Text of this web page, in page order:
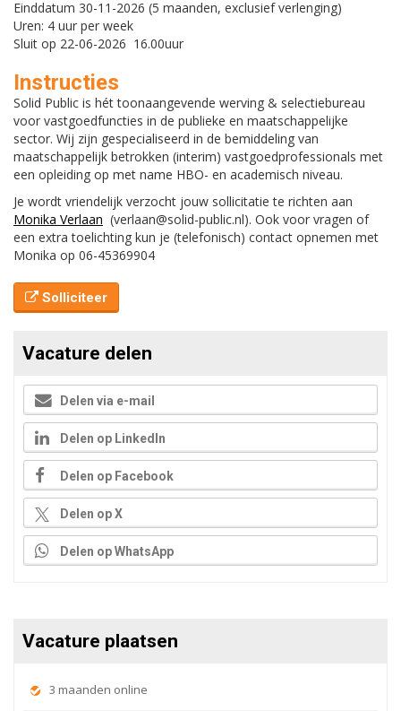
Einddatum 30-11-2026 (5 maanden, exclusief verlenging)
Uren: 4 uur per week
Sluit op 22-06-2026 16.00uur
Instructies
Solid Public is hét toonaangevende werving & selectiebureau
voor vastgoedfuncties in de publieke en maatschappelijke
sector. Wij zijn gespecialiseerd in de bemiddeling van
maatschappelijk betrokken (interim) vastgoedprofessionals met
een opleiding op met name HBO- en academisch niveau.
Je wordt vriendelijk verzocht jouw sollicitatie te richten aan
Monika Verlaan (verlaan@solid-public.nl). Ook voor vragen of
een extra toelichting kun je (telefonisch) contact opnemen met
Monika op 06-45369904
Solliciteer
Vacature delen
Delen via e-mail
Delen op LinkedIn
Delen op Facebook
Delen op X
Delen op WhatsApp
Vacature plaatsen
3 maanden online